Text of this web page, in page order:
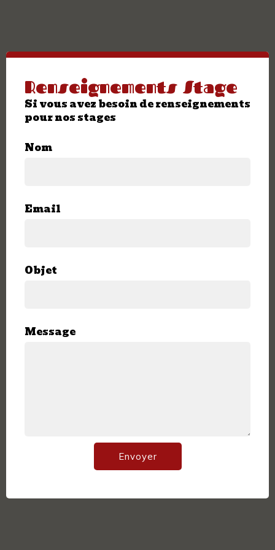
Renseignements Stage
Si vous avez besoin de renseignements
pour nos stages
Nom
Email
Objet
Message